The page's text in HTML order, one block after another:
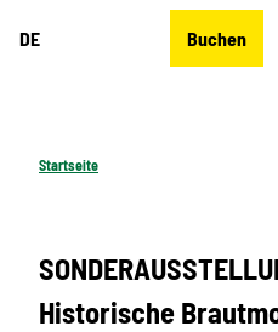
DE Buchen
Startseite
Historische